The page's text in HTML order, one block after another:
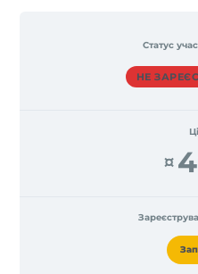
Статус
НЕ
¤